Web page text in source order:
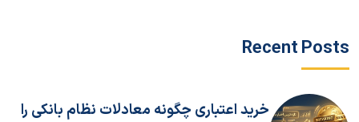
Recent Posts
خرید اعتباری چگونه معادلات نظام بانکی را